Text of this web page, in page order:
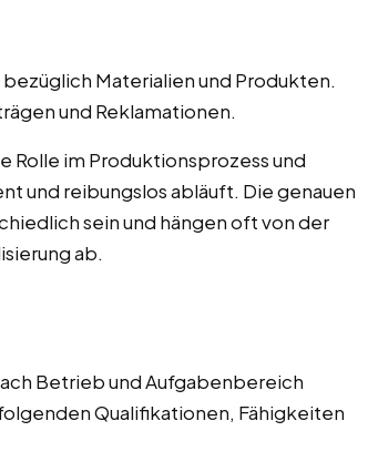
Materialien und Produkten.
und Reklamationen.
Rolle im Produktionsprozess und
und reibungslos abläuft. Die genauen
sein und hängen oft von der
ab.
Betrieb und Aufgabenbereich
Qualifikationen, Fähigkeiten